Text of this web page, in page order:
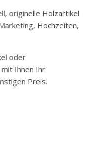
originelle Holzartikel
Hochzeiten,
oder
Ihnen Ihr
Preis.